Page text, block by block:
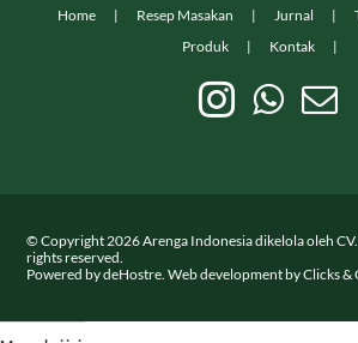
Home Resep Masakan Jurnal
Produk
Kontak
© Copyright 2026Arenga Indonesia dikelola oleh
rights reserved.
Powered bydeHostre . Web development byClicks &